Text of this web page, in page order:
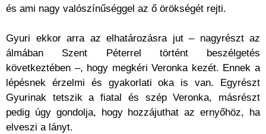
és ami nagy valószínűséggel az ő örökségét rejti.
Gyuri ekkor arra az elhatározásra jut – nagyrészt az
álmában Szent Péterrel történt beszélgetés
következtében –, hogy megkéri Veronka kezét. Ennek a
lépésnek érzelmi és gyakorlati oka is van. Egyrészt
Gyurinak tetszik a fiatal és szép Veronka, másrészt
pedig úgy gondolja, hogy hozzájuthat az ernyőhöz, ha
elveszi a lányt.